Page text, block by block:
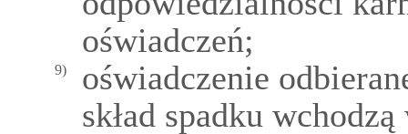
oświadczeń;
9)
oświadczenie
skład spadku